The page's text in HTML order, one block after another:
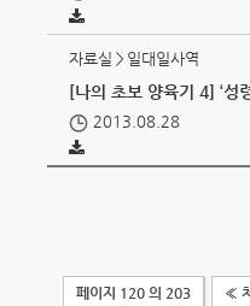
자료실＞일대일사역
[나의 초보 양육기 4] ‘성
2013.08.28
페이지 120 의 203 «